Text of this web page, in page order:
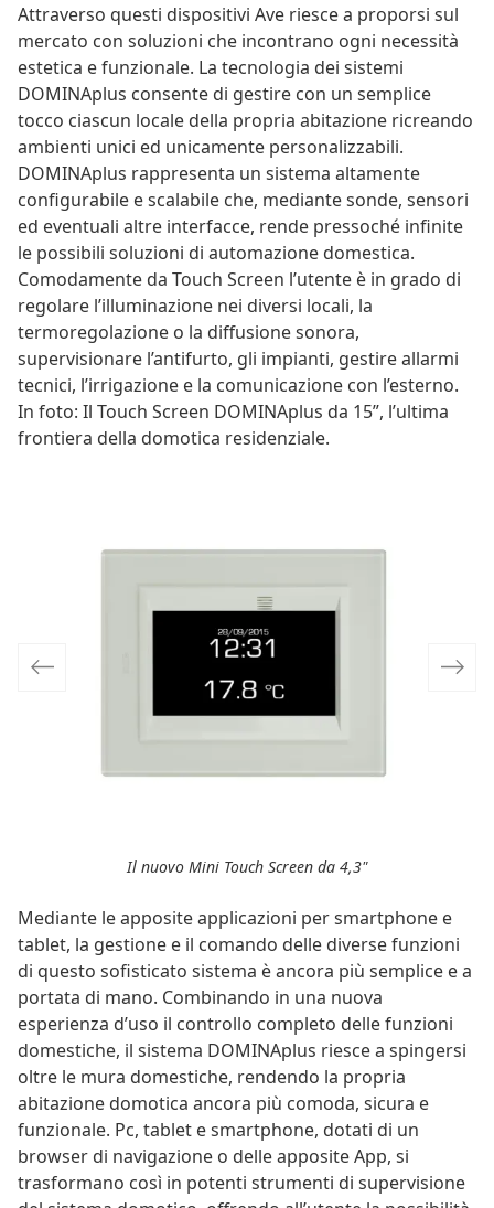
Attraverso questi dispositivi Ave riesce a proporsi sul
mercato con soluzioni che incontrano ogni necessità
estetica e funzionale. La tecnologia dei sistemi
DOMINAplus consente di gestire con un semplice
tocco ciascun locale della propria abitazione ricreando
ambienti unici ed unicamente personalizzabili.
DOMINAplus rappresenta un sistema altamente
configurabile e scalabile che, mediante sonde, sensori
ed eventuali altre interfacce, rende pressoché infinite
le possibili soluzioni di automazione domestica.
Comodamente da Touch Screen l’utente è in grado di
regolare l’illuminazione nei diversi locali, la
termoregolazione o la diffusione sonora,
supervisionare l’antifurto, gli impianti, gestire allarmi
tecnici, l’irrigazione e la comunicazione con l’esterno.
In foto: Il Touch Screen DOMINAplus da 15”, l’ultima
frontiera della domotica residenziale.
Il nuovo Mini Touch Screen da 4,3"
Mediante le apposite applicazioni per smartphone e
tablet, la gestione e il comando delle diverse funzioni
di questo sofisticato sistema è ancora più semplice e a
portata di mano. Combinando in una nuova
esperienza d’uso il controllo completo delle funzioni
domestiche, il sistema DOMINAplus riesce a spingersi
oltre le mura domestiche, rendendo la propria
abitazione domotica ancora più comoda, sicura e
funzionale. Pc, tablet e smartphone, dotati di un
browser di navigazione o delle apposite App, si
trasformano così in potenti strumenti di supervisione